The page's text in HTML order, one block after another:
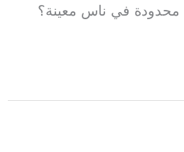
محدودة في ناس معينة؟